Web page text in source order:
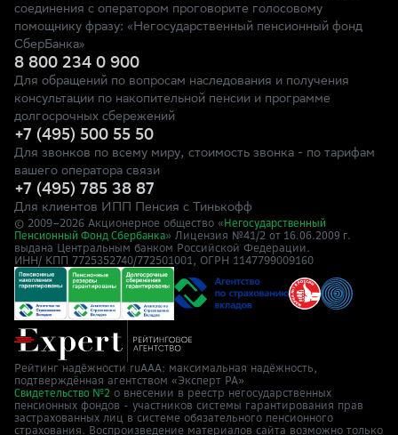
соединения с оператором проговорите голосовому
помощнику фразу: «Негосударственный пенсионный фонд
СберБанка»
8 800 234 0 900
Для обращений по вопросам наследования и получения
консультации по накопительной пенсии и программе
долгосрочных сбережений
+7 (495) 500 55 50
Для звонков по всему миру, стоимость звонка - по тарифам
вашего оператора связи
+7 (495) 785 38 87
Для клиентов ИПП Пенсия с Тинькофф
© 2009–2026 Акционерное общество « Негосударственный
Пенсионный Фонд Сбербанка» Лицензия №41/2 от 16.06.2009 г.
выдана Центральным банком Российской Федерации.
ИНН/ КПП 7725352740/772501001, ОГРН 1147799009160
Рейтинг надёжности ruAAA: максимальная надёжность,
подтверждённая агентством «Эксперт РА»
Свидетельство №2 о внесении в реестр негосударственных
пенсионных фондов - участников системы гарантирования прав
застрахованных лиц в системе обязательного пенсионного
страхования. Воспроизведение материалов сайта возможно только